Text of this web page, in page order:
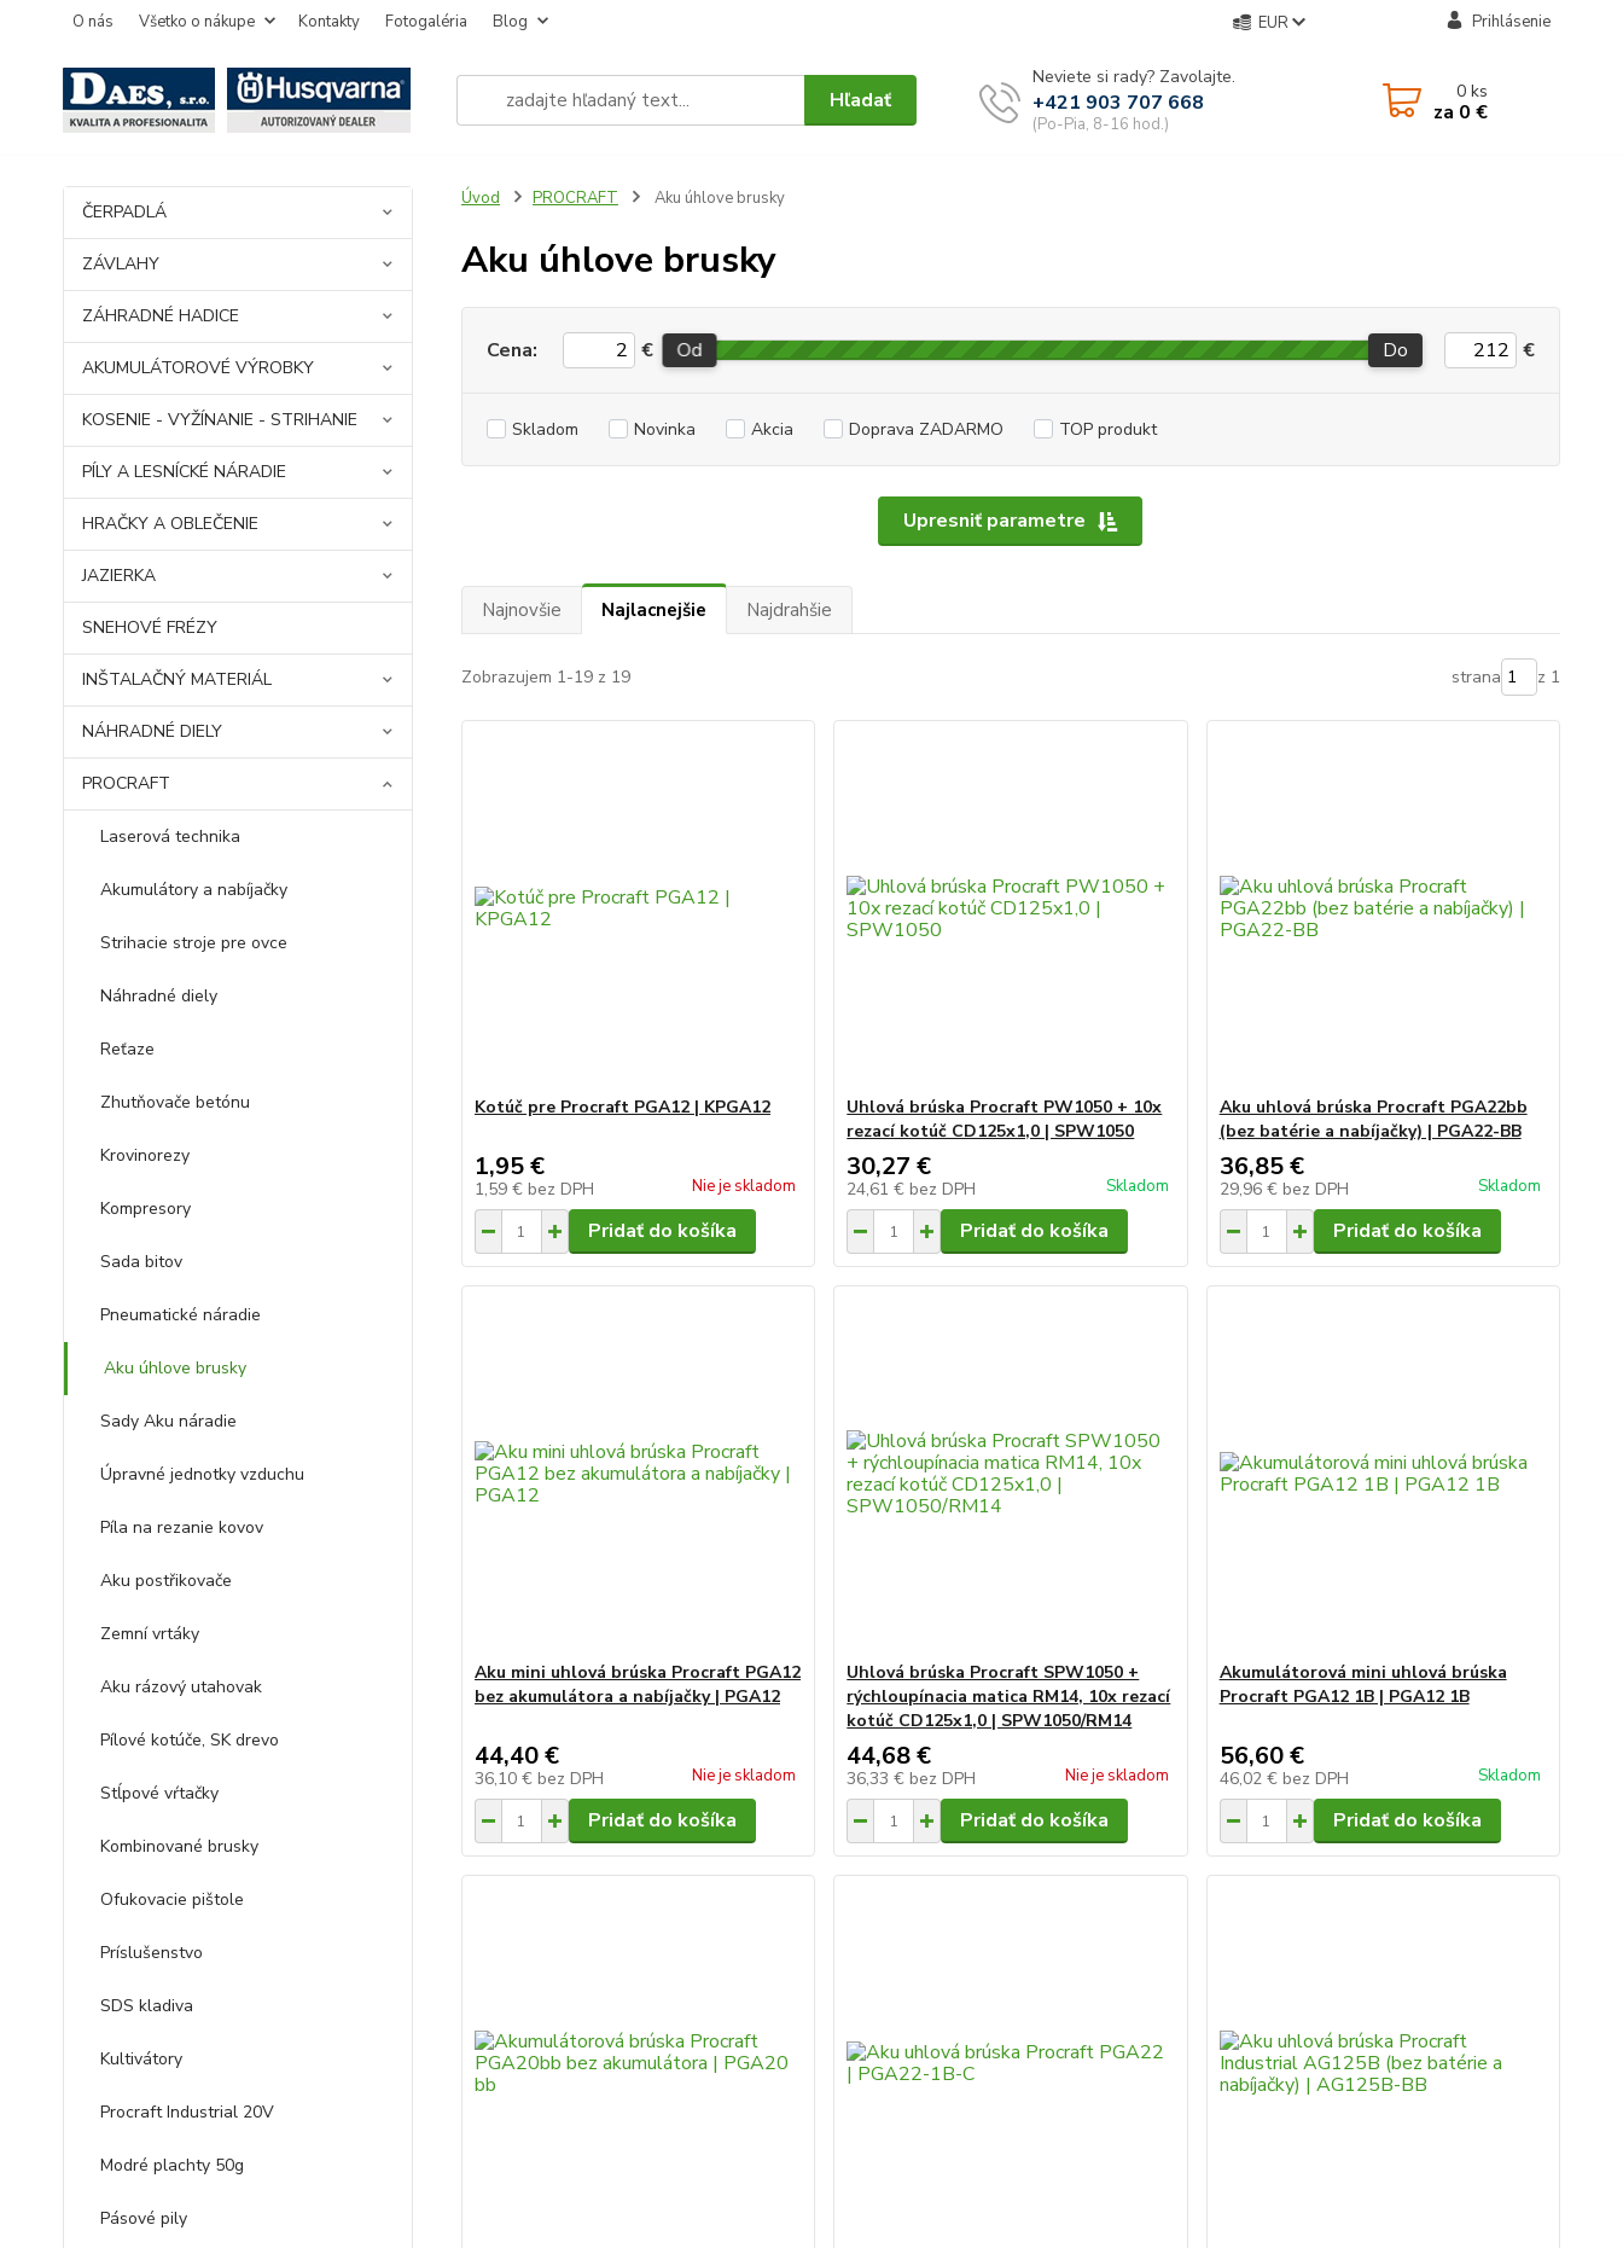
O nás Všetko o nákupe Kontakty Fotogaléria Blog EUR Prihlásenie
Hľadať
Neviete si rady? Zavolajte.
+421 903 707 668
(Po-Pia, 8-16 hod.)
0ks
za 0 €
ČERPADLÁ
ZÁVLAHY
ZÁHRADNÉ HADICE
AKUMULÁTOROVÉ VÝROBKY
KOSENIE - VYŽÍNANIE - STRIHANIE
PÍLY A LESNÍCKÉ NÁRADIE
HRAČKY A OBLEČENIE
JAZIERKA
SNEHOVÉ FRÉZY
INŠTALAČNÝ MATERIÁL
NÁHRADNÉ DIELY
PROCRAFT
Laserová technika
Akumulátory a nabíjačky
Strihacie stroje pre ovce
Náhradné diely
Reťaze
Zhutňovače betónu
Krovinorezy
Kompresory
Sada bitov
Pneumatické náradie
Aku úhlove brusky
Sady Aku náradie
Úpravné jednotky vzduchu
Píla na rezanie kovov
Aku postřikovače
Zemní vrtáky
Aku rázový utahovak
Pílové kotúče, SK drevo
Stĺpové vŕtačky
Kombinované brusky
Ofukovacie pištole
Príslušenstvo
SDS kladiva
Kultivátory
Procraft Industrial 20V
Modré plachty 50g
Pásové pily
Úvod PROCRAFT Aku úhlove brusky
Aku úhlove brusky
Upresniť parametre
Cena: € Od Do €
Skladom Novinka Akcia Doprava ZADARMO TOP produkt
Najnovšie Najlacnejšie Najdrahšie
Zobrazujem 1-19 z 19 strana z 1
Kotúč pre Procraft PGA12 | KPGA12
1,95 €
1,59 € bez DPH Nie je skladom
Pridať do košíka
Uhlová brúska Procraft PW1050 + 10x
rezací kotúč CD125x1,0 | SPW1050
30,27 €
24,61 € bez DPH Skladom
Pridať do košíka
Aku uhlová brúska Procraft PGA22bb
(bez batérie a nabíjačky) | PGA22-BB
36,85 €
29,96 € bez DPH Skladom
Pridať do košíka
Aku mini uhlová brúska Procraft PGA12
bez akumulátora a nabíjačky | PGA12
44,40 €
36,10 € bez DPH Nie je skladom
Pridať do košíka
Uhlová brúska Procraft SPW1050 +
rýchloupínacia matica RM14, 10x rezací
kotúč CD125x1,0 | SPW1050/RM14
44,68 €
36,33 € bez DPH Nie je skladom
Pridať do košíka
Akumulátorová mini uhlová brúska
Procraft PGA12 1B | PGA12 1B
56,60 €
46,02 € bez DPH Skladom
Pridať do košíka